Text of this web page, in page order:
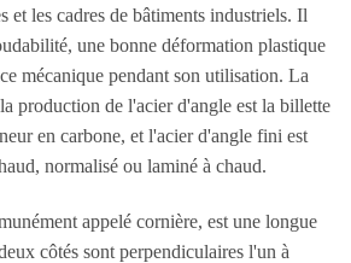
et les cadres de bâtiments industriels. Il
une bonne déformation plastique
mécanique pendant son utilisation. La
production de l'acier d'angle est la billette
en carbone, et l'acier d'angle fini est
normalisé ou laminé à chaud.
appelé cornière, est une longue
côtés sont perpendiculaires l'un à